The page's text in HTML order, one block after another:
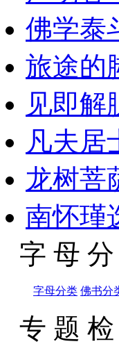
佛学泰
旅途
见即解
凡夫居
龙树菩
南怀瑾
字 母
字母分类 佛书分
专 题